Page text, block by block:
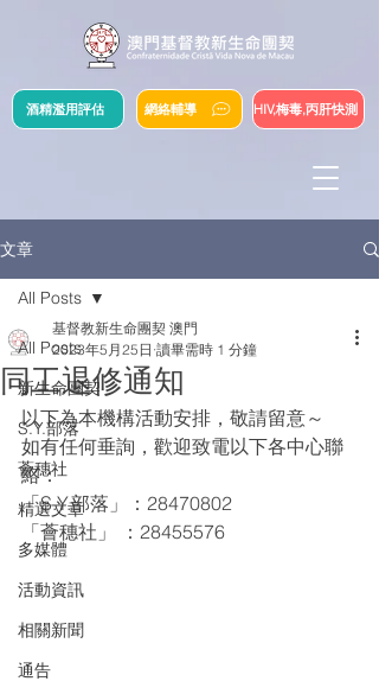
網絡輔導
酒精濫用評估 HIV,梅毒,丙肝快測
文章
All Posts
新生命團契
S.Y.部落
薈穗社
精選文章
多媒體
活動資訊
相關新聞
通告
All Posts
同工退修通知
基督教新生命團契 澳門
2023年5月25日 讀畢需時 1 分鐘
以下為本機構活動安排，敬請留意～
如有任何垂詢，歡迎致電以下各中心聯
絡：
「S.Y.部落」：28470802
「薈穗社」 ：28455576